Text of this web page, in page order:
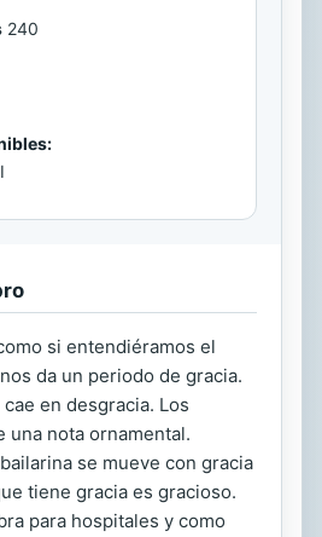
240
si entendiéramos el
da un periodo de gracia.
en desgracia. Los
una nota ornamental.
se mueve con gracia
tiene gracia es gracioso.
para hospitales y como